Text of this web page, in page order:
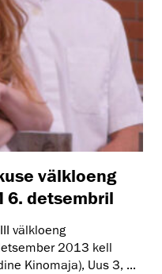
välkloeng
6. detsembril
välkloeng
2013 kell
Kinomaja), Uus 3, ...